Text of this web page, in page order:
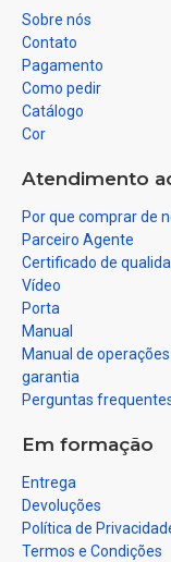
Sobre nós
Contato
Pagamento
Como pedir
Catálogo
Cor
Atendimento
Por que comprar de
Parceiro Agente
Certificado de
Vídeo
Porta
Manual
Manual de operações
garantia
Perguntas
Em formação
Entrega
Devoluções
Política de
Termos e Condições